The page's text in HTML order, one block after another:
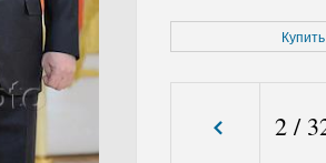
промышленного
в Сирийской
Республике.
Купить
2 /